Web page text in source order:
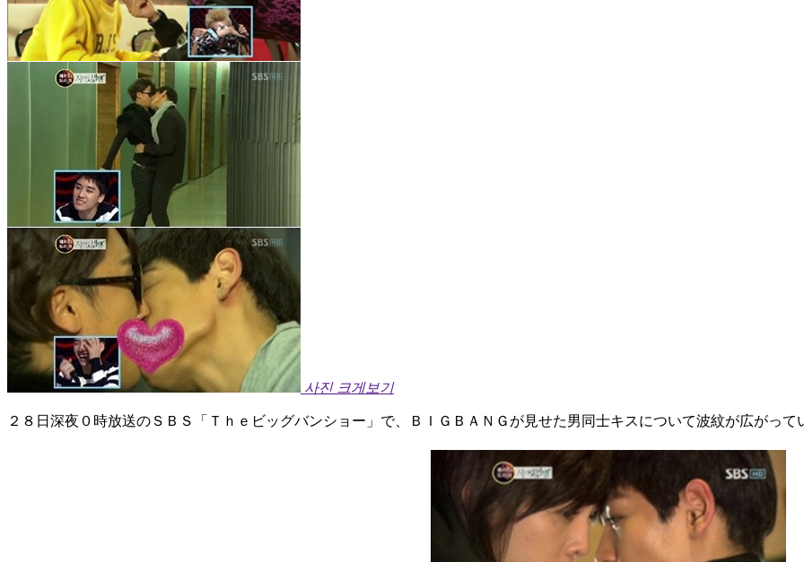
사진 크게보기
２８日深夜０時放送のＳＢＳ「Ｔｈｅビッグバンショー」で、ＢＩＧＢＡＮＧが見せた男同士キスについて波紋が広がって